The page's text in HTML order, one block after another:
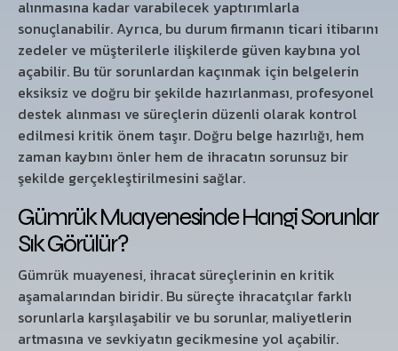
alınmasına kadar varabilecek yaptırımlarla
sonuçlanabilir. Ayrıca, bu durum firmanın ticari itibarını
zedeler ve müşterilerle ilişkilerde güven kaybına yol
açabilir. Bu tür sorunlardan kaçınmak için belgelerin
eksiksiz ve doğru bir şekilde hazırlanması, profesyonel
destek alınması ve süreçlerin düzenli olarak kontrol
edilmesi kritik önem taşır. Doğru belge hazırlığı, hem
zaman kaybını önler hem de ihracatın sorunsuz bir
şekilde gerçekleştirilmesini sağlar.
Gümrük Muayenesinde Hangi Sorunlar
Sık Görülür?
Gümrük muayenesi, ihracat süreçlerinin en kritik
aşamalarından biridir. Bu süreçte ihracatçılar farklı
sorunlarla karşılaşabilir ve bu sorunlar, maliyetlerin
artmasına ve sevkiyatın gecikmesine yol açabilir.